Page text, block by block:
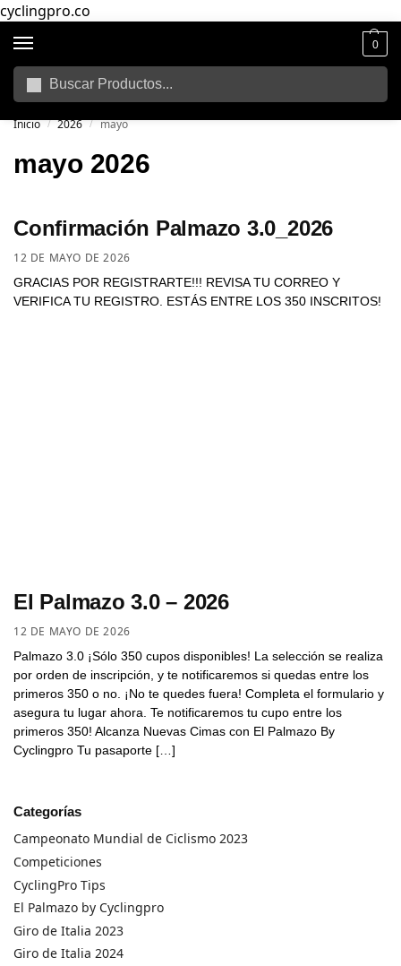
cyclingpro.co
0
🚴‍ Envío gratuito a todo Colombia por compras superiores a $250.000
Inicio / 2026 / mayo
mayo 2026
Confirmación Palmazo 3.0_2026
12 DE MAYO DE 2026
GRACIAS POR REGISTRARTE!!! REVISA TU CORREO Y
VERIFICA TU REGISTRO. ESTÁS ENTRE LOS 350 INSCRITOS!
El Palmazo 3.0 – 2026
12 DE MAYO DE 2026
Palmazo 3.0 ¡Sólo 350 cupos disponibles! La selección se realiza
por orden de inscripción, y te notificaremos si quedas entre los
primeros 350 o no. ¡No te quedes fuera! Completa el formulario y
asegura tu lugar ahora. Te notificaremos tu cupo entre los
primeros 350! Alcanza Nuevas Cimas con El Palmazo By
Cyclingpro Tu pasaporte […]
Categorías
Campeonato Mundial de Ciclismo 2023
Competiciones
CyclingPro Tips
El Palmazo by Cyclingpro
Giro de Italia 2023
Giro de Italia 2024